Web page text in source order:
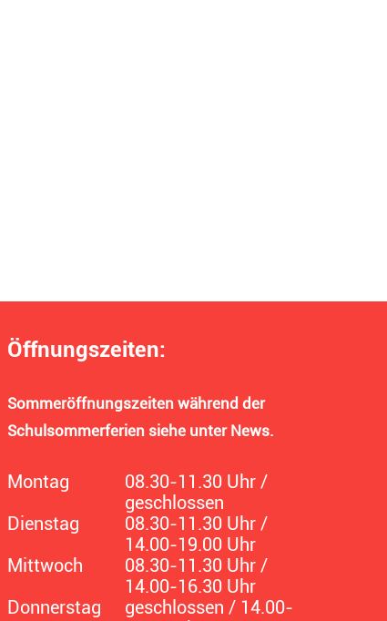
Öffnungszeiten:
Sommeröffnungszeiten während der
Schulsommerferien siehe unter News.
Montag
08.30-11.30 Uhr /
geschlossen
Dienstag
08.30-11.30 Uhr /
14.00-19.00 Uhr
Mittwoch
08.30-11.30 Uhr /
14.00-16.30 Uhr
Donnerstag
geschlossen / 14.00-